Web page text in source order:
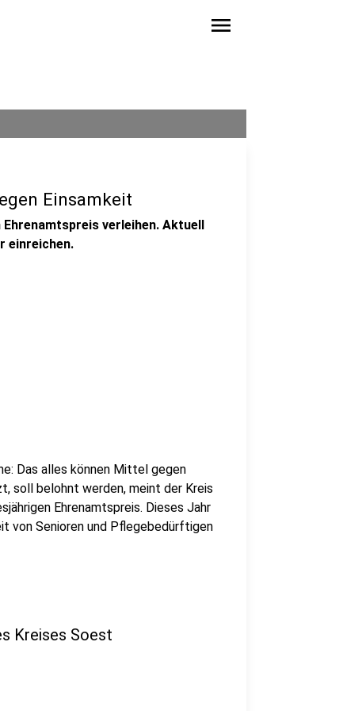
menu
Einsamkeit
verleihen. Aktuell
einreichen.
Das alles können Mittel gegen
soll belohnt werden, meint der Kreis
Ehrenamtspreis. Dieses Jahr
von Senioren und Pflegebedürftigen
Kreises Soest